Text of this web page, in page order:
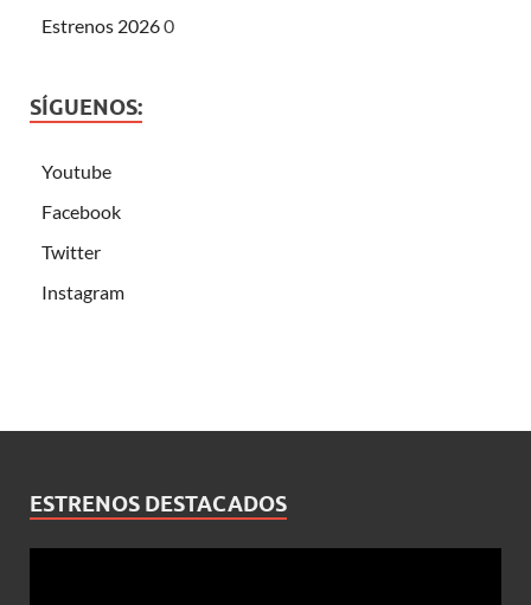
Estrenos 20260
SÍGUENOS:
Youtube
Facebook
Twitter
Instagram
ESTRENOS DESTACADOS